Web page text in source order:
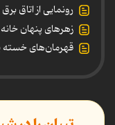
رونمایی از اتاق
زهرهای پنهان
قهرمان‌های خسته